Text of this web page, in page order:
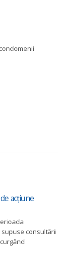
acțiune
supuse consultării